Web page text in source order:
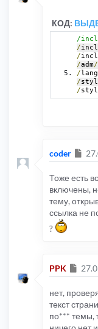
КОД:
/
/
/
/adm/
/
/
/
coder
Тоже есть
включены,
тему,
ссылка не
?
PPK
нет,
текст
по*** темы,